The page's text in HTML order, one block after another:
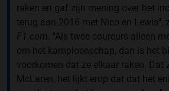
raken en gaf zijn mening over het
terug aan 2016 met Nico en Lewis'',
F1.com . ''Als twee coureurs alleen
om het kampioenschap, dan is het
voorkomen dat ze elkaar raken. Dat
McLaren, het lijkt erop dat dat het